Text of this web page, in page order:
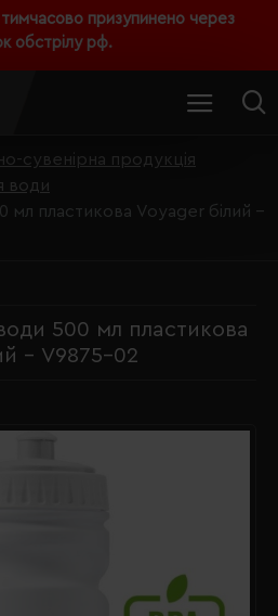
призупинено через
обстрілу рф.
сувенірна продукція
води
мл пластикова Voyager білий -
500 мл пластикова
- V9875-02